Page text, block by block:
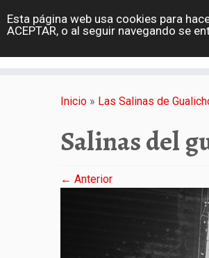
diarioviajero.es
Inicio » Las Salinas de
Salinas del
← Anterior
Esta página web usa cookies para
ACEPTAR, o al seguir navegando se